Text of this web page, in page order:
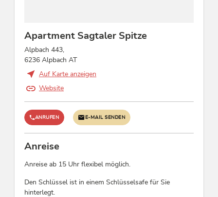
Apartment Sagtaler Spitze
Alpbach 443,
6236 Alpbach AT
Auf Karte anzeigen
Website
ANRUFEN E-MAIL SENDEN
Anreise
Anreise ab 15 Uhr flexibel möglich.
Den Schlüssel ist in einem Schlüsselsafe für Sie
hinterlegt.